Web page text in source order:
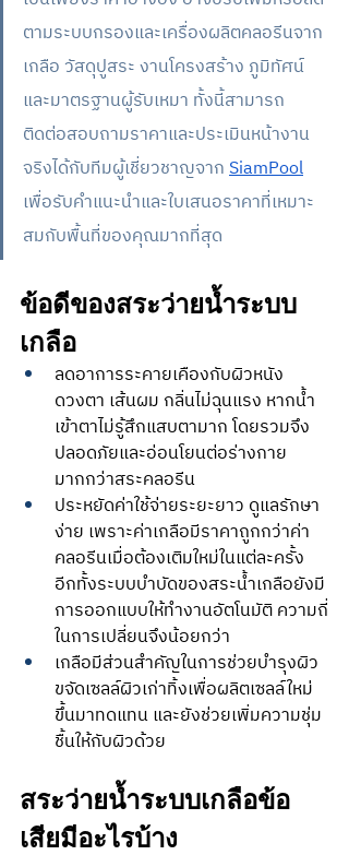
ตามระบบกรองและเครื่องผลิตคลอรีนจาก
เกลือ วัสดุปูสระ งานโครงสร้าง ภูมิทัศน์
และมาตรฐานผู้รับเหมา ทั้งนี้สามารถ
ติดต่อสอบถามราคาและประเมินหน้างาน
จริงได้กับทีมผู้เชี่ยวชาญจาก SiamPool
เพื่อรับคำแนะนำและใบเสนอราคาที่เหมาะ
สมกับพื้นที่ของคุณมากที่สุด
ข้อดีของสระว่ายน้ำระบบ
เกลือ
ลดอาการระคายเคืองกับผิวหนัง
ดวงตา เส้นผม กลิ่นไม่ฉุนแรง หากน้ำ
เข้าตาไม่รู้สึกแสบตามาก โดยรวมจึง
ปลอดภัยและอ่อนโยนต่อร่างกาย
มากกว่าสระคลอรีน
ประหยัดค่าใช้จ่ายระยะยาว ดูแลรักษา
ง่าย เพราะค่าเกลือมีราคาถูกกว่าค่า
คลอรีนเมื่อต้องเติมใหม่ในแต่ละครั้ง
อีกทั้งระบบบำบัดของสระน้ำเกลือยังมี
การออกแบบให้ทำงานอัตโนมัติ ความถี่
ในการเปลี่ยนจึงน้อยกว่า
เกลือมีส่วนสำคัญในการช่วยบำรุงผิว
ขจัดเซลล์ผิวเก่าทิ้งเพื่อผลิตเซลล์ใหม่
ขึ้นมาทดแทน และยังช่วยเพิ่มความชุ่ม
ชื้นให้กับผิวด้วย
สระว่ายน้ำระบบเกลือข้อ
เสียมีอะไรบ้าง